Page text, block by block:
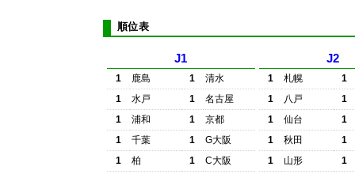
順位表
J1
1 鹿島 1
清水
1
水戸 1
名古屋
1
浦和 1
京都
1
千葉 1
G大阪
1
柏 1
C大阪
J2
1 札幌
1
1
八戸
1
1
仙台
1
1
秋田
1
1
山形
1